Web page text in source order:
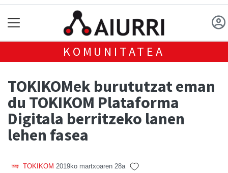
KOMUNITATEA
TOKIKOMek burututzat eman
du TOKIKOM Plataforma
Digitala berritzeko lanen
lehen fasea
TOKIKOM 2019ko martxoaren 28a